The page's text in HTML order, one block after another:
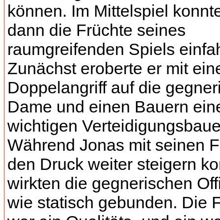
können. Im Mittelspiel
dann die Früchte seines
raumgreifenden Spiels
Zunächst eroberte er mit
Doppelangriff auf die
Dame und einen Bauern
wichtigen
Während Jonas mit seinen
den Druck weiter steigern
wirkten die gegnerischen
wie statisch gebunden. Die